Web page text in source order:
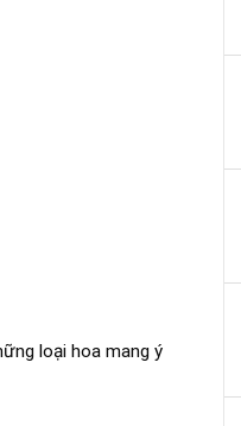
loại hoa mang ý